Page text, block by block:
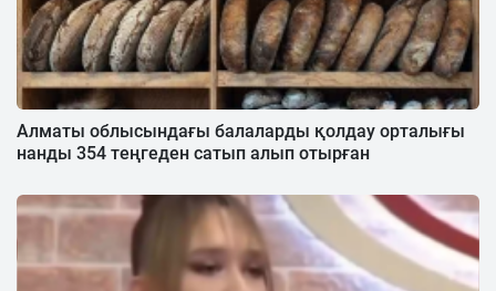
Алматы облысындағы балаларды қолдау орталығы
нанды 354 теңгеден сатып алып отырған